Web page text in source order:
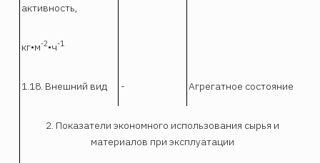
активность,
кг•м-2•ч-1
1.18. Внешний вид - Агрегатное состояние
2. Показатели экономного использования сырья и
материалов при эксплуатации